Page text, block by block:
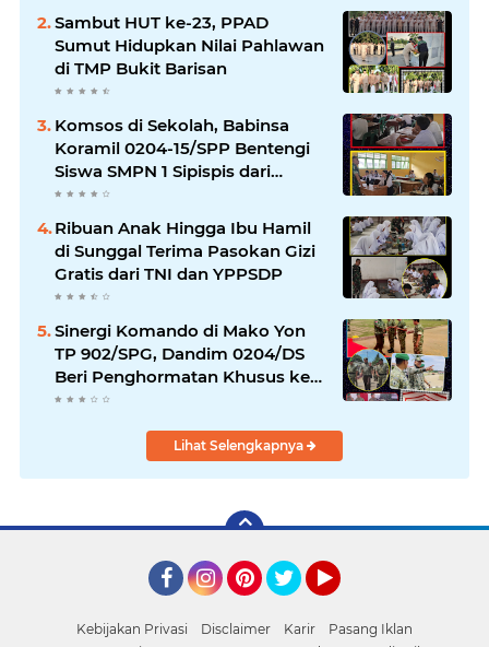
Sambut HUT ke-23, PPAD
Sumut Hidupkan Nilai Pahlawan
di TMP Bukit Barisan
Komsos di Sekolah, Babinsa
Koramil 0204-15/SPP Bentengi
Siswa SMPN 1 Sipispis dari
Bahaya Narkotika
Ribuan Anak Hingga Ibu Hamil
di Sunggal Terima Pasokan Gizi
Gratis dari TNI dan YPPSDP
Sinergi Komando di Mako Yon
TP 902/SPG, Dandim 0204/DS
Beri Penghormatan Khusus ke
Menhan RI
Lihat Selengkapnya
Kebijakan Privasi Disclaimer Karir
Pasang Iklan